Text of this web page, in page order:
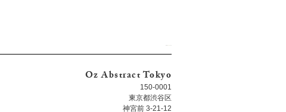
Oz Abstract Tokyo
150-0001
東京都渋谷区
神宮前 3-21-12